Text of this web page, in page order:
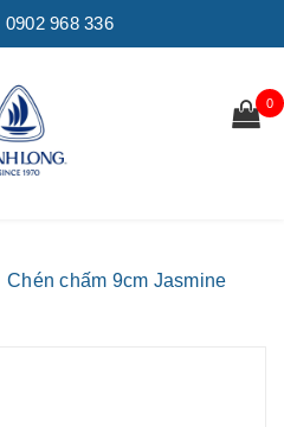
0902 968 336
0
Chén chấm 9cm Jasmine